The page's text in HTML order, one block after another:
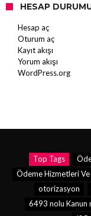
HESAP
Hesap aç
Oturum aç
Kayıt akışı
Yorum akışı
WordPress.org
Top Tags
Ödeme Hizmetleri
otorizasyon
6493 nolu Kanun